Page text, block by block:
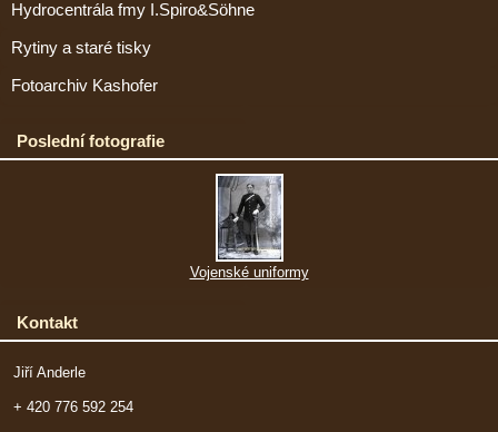
Hydrocentrála fmy I.Spiro&Söhne
Rytiny a staré tisky
Fotoarchiv Kashofer
Poslední fotografie
Vojenské uniformy
Kontakt
Jiří Anderle
+ 420 776 592 254